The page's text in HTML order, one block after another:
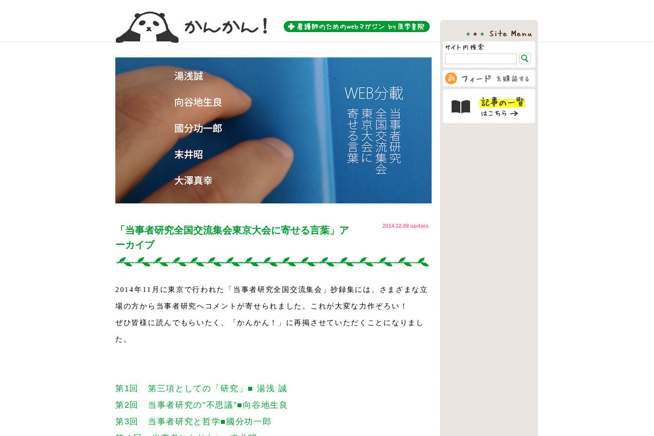
「当事者研究全国交流集会東京大会に寄せる言葉」ア
ーカイブ
2014.12.09 update.
2014年11月に東京で行われた「当事者研究全国交流集会」抄録集には、さまざまな立
場の方から当事者研究へコメントが寄せられました。これが大変な力作ぞろい！
ぜひ皆様に読んでもらいたく、「かんかん！」に再掲させていただくことになりまし
た。
第1回 第三項としての「研究」■ 湯浅 誠
第2回 当事者研究の"不思議"■向谷地生良
第3回 当事者研究と哲学■國分功一郎
Site Menu